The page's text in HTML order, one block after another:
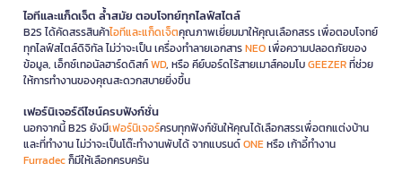
ไอทีและแก็ดเจ็ต ล้ำสมัย ตอบโจทย์ทุกไลฟ์สไตล์
B2S ได้คัดสรรสินค้าไอทีและแก็ดเจ็ตคุณภาพเยี่ยมมาให้คุณเลือกสรร เพื่อตอบโจทย์
ทุกไลฟ์สไตล์ดิจิทัล ไม่ว่าจะเป็น เครื่องทำลายเอกสารNEOเพื่อความปลอดภัยของ
ข้อมูล, เอ็กซ์เทอนัลฮาร์ดดิสก์WD, หรือ คีย์บอร์ดไร้สายเมาส์คอมโบGEEZERที่ช่วย
ให้การทำงานของคุณสะดวกสบายยิ่งขึ้น
เฟอร์นิเจอร์ดีไซน์ครบฟังก์ชั่น
นอกจากนี้ B2S ยังมีเฟอร์นิเจอร์ครบทุกฟังก์ชันให้คุณได้เลือกสรรเพื่อตกแต่งบ้าน
และที่ทำงาน ไม่ว่าจะเป็นโต๊ะทำงานพับได้ จากแบรนด์ONEหรือ เก้าอี้ทำงาน
Furradecก็มีให้เลือกครบครัน